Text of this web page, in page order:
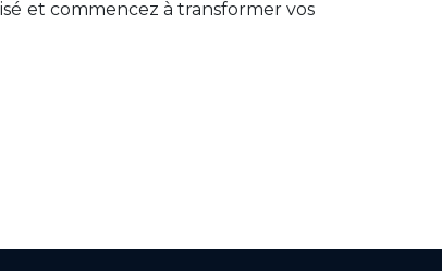
et commencez à transformer vos